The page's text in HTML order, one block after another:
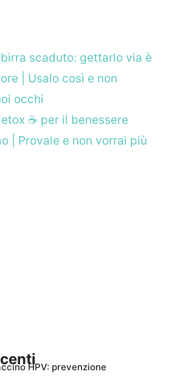
scaduto: gettarlo via è
| Usalo così e non
occhi
☕ per il benessere
| Provale e non vorrai più
HPV: prevenzione